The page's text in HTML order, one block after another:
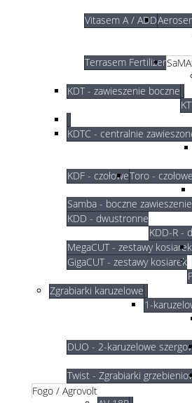
Vitasem A / ADD
Terrasem Fertilizer
KDT - zawieszenie boczne
KDTC - centralnie
KDF - czołoweToro - czołowe
Samba - boczne
KDD - dwustronne
KDD-R -
MegaCUT - zestawy kosiarek
GigaCUT - zestawy kosiarek
Zgrabiarki karuzelowe
1-
DUO - 2-karuzelowe
Twist - Zgrabiarki
Fogo / Agrovolt